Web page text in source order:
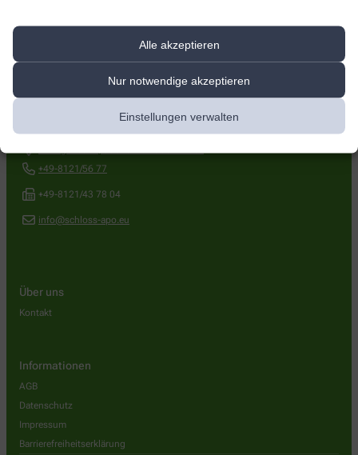
Alle akzeptieren
Nur notwendige akzeptieren
Einstellungen verwalten
Schloß-Apotheke
+49-8121/56 77
+49-8121/43 78 04
info@schloss-apo.eu
Über uns
Kontakt
Informationen
AGB
Datenschutz
Impressum
Barrierefreiheitserklärung